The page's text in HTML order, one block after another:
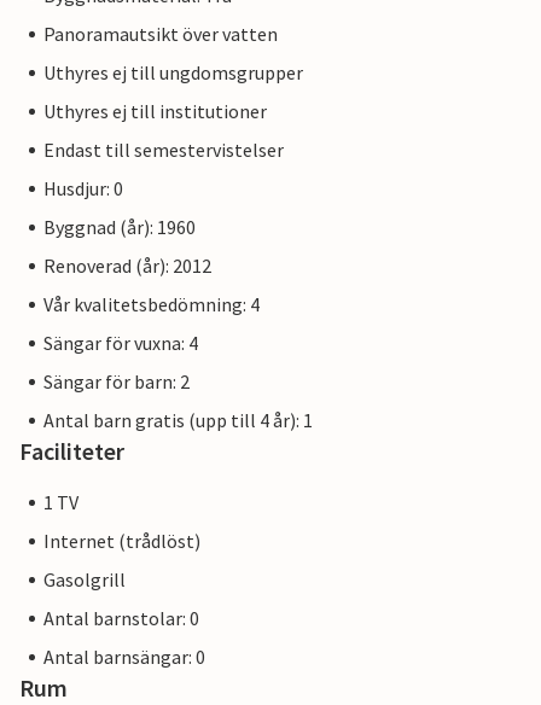
Panoramautsikt över vatten
Uthyres ej till ungdomsgrupper
Uthyres ej till institutioner
Endast till semestervistelser
Husdjur: 0
Byggnad (år): 1960
Renoverad (år): 2012
Vår kvalitetsbedömning: 4
Sängar för vuxna: 4
Sängar för barn: 2
Antal barn gratis (upp till 4 år): 1
Faciliteter
1 TV
Internet (trådlöst)
Gasolgrill
Antal barnstolar: 0
Antal barnsängar: 0
Rum